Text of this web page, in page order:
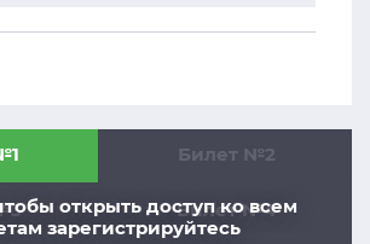
открыть доступ ко всем
зарегистрируйтесь
Билет №2
Билет №4